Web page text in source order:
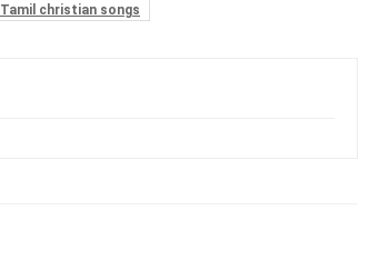
Tamil christian songs